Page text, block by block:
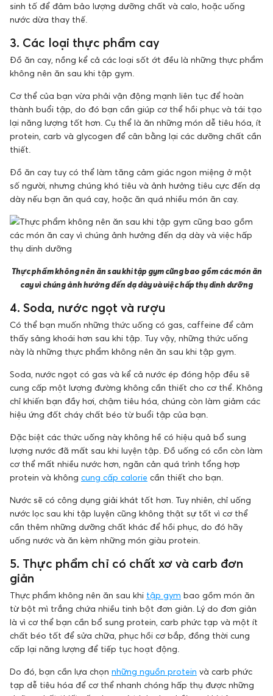
sinh tố để đảm bảo lượng dưỡng chất và calo, hoặc uống
nước dừa thay thế.
3. Các loại thực phẩm cay
Đồ ăn cay, nồng kể cả các loại sốt ớt đều là những thực phẩm
không nên ăn sau khi tập gym.
Cơ thể của bạn vừa phải vận động mạnh liên tục để hoàn
thành buổi tập, do đó bạn cần giúp cơ thể hồi phục và tái tạo
lại năng lượng tốt hơn. Cụ thể là ăn những món dễ tiêu hóa, ít
protein, carb và glycogen để cân bằng lại các dưỡng chất cần
thiết.
Đồ ăn cay tuy có thể làm tăng cảm giác ngon miệng ở một
số người, nhưng chúng khó tiêu và ảnh hưởng tiêu cực đến dạ
dày nếu bạn ăn quá cay, hoặc ăn quá nhiều món ăn cay.
Thực phẩm không nên ăn sau khi tập gym cũng bao gồm các món ăn
cay vì chúng ảnh hưởng đến dạ dày và việc hấp thụ dinh dưỡng
4. Soda, nước ngọt và rượu
Có thể bạn muốn những thức uống có gas, caffeine để cảm
thấy sảng khoái hơn sau khi tập. Tuy vậy, những thức uống
này là những thực phẩm không nên ăn sau khi tập gym.
Soda, nước ngọt có gas và kể cả nước ép đóng hộp đều sẽ
cung cấp một lượng đường không cần thiết cho cơ thể. Không
chỉ khiến bạn đầy hơi, chậm tiêu hóa, chúng còn làm giảm các
hiệu ứng đốt cháy chất béo từ buổi tập của bạn.
Đặc biệt các thức uống này không hề có hiệu quả bổ sung
lượng nước đã mất sau khi luyện tập. Đồ uống có cồn còn làm
cơ thể mất nhiều nước hơn, ngăn cản quá trình tổng hợp
protein và không cung cấp calorie cần thiết cho bạn.
Nước sẽ có công dụng giải khát tốt hơn. Tuy nhiên, chỉ uống
nước lọc sau khi tập luyện cũng không thật sự tốt vì cơ thể
cần thêm những dưỡng chất khác để hồi phục, do đó hãy
uống nước và ăn kèm những món giàu protein.
5. Thực phẩm chỉ có chất xơ và carb đơn
giản
Thực phẩm không nên ăn sau khi tập gym bao gồm món ăn
từ bột mì trắng chứa nhiều tinh bột đơn giản. Lý do đơn giản
là vì cơ thể bạn cần bổ sung protein, carb phức tạp và một ít
chất béo tốt để sửa chữa, phục hồi cơ bắp, đồng thời cung
cấp lại năng lượng để tiếp tục hoạt động.
Do đó, bạn cần lựa chọn những nguồn protein và carb phức
tạp dễ tiêu hóa để cơ thể nhanh chóng hấp thụ được những